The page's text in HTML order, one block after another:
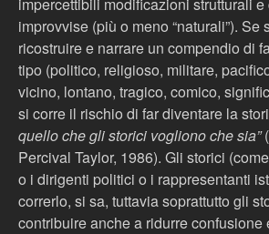
improvvise (più o meno “naturali”). Se
ricostruire e narrare un compendio di
tipo (politico, religioso, militare,
vicino, lontano, tragico, comico,
si corre il rischio di far diventare la
quello che gli storici vogliono che sia”
Percival Taylor, 1986). Gli storici
o i dirigenti politici o i rappresentanti
correrlo, si sa, tuttavia soprattutto gli
contribuire anche a ridurre confusione